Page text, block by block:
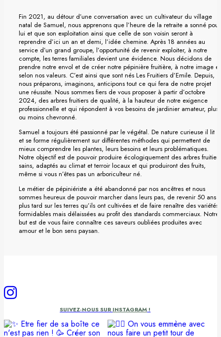
Fin 2021, au détour d’une conversation avec un cultivateur du village
natal de Samuel, nous apprenons que l’heure de la retraite a sonné pour
lui et que son exploitation ainsi que celle de son voisin seront à
reprendre d’ici un an et demi, l’idée chemine. Après 18 années au
service d’un grand groupe, l’opportunité de revenir exploiter, à notre
compte, les terres familiales devient une évidence. Nous décidons de
prendre notre envol et de créer notre pépinière fruitière, à notre image et
selon nos valeurs. C’est ainsi que sont nés Les Fruitiers d’Emile. Depuis,
nous préparons, imaginons, anticipons tout ce qui fera de notre projet
une réussite. Nous sommes fiers de vous proposer à partir d’octobre
2024, des arbres fruitiers de qualité, à la hauteur de notre exigence
professionnelle et qui répondent à vos besoins de jardinier amateur, plus
ou moins chevronné.
Samuel a toujours été passionné par le végétal. De nature curieuse il lit
et se forme régulièrement sur différentes méthodes qui permettent de
mieux comprendre les plantes, leurs besoins et leurs problématiques.
Notre objectif est de pouvoir produire écologiquement des arbres fruitiers
sains, adaptés au climat et terroir locaux et qui produiront des fruits,
même si vous n’êtes pas un arboriculteur né.
Le métier de pépiniériste a été abandonné par nos ancêtres et nous
sommes heureux de pouvoir marcher dans leurs pas, de revenir 50 ans
plus tard sur les terres qu’ils ont cultivées et de faire renaître des variétés
formidables mais délaissées au profit des standards commerciaux. Notre
but est de vous faire connaître ces saveurs oubliées produites avec
amour et le bon sens paysan.
SUIVEZ-NOUS SUR INSTAGRAM !